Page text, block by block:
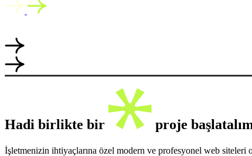
Hadi birlikte bir proje
İşletmenizin ihtiyaçlarına özel modern ve profesyonel web siteleri